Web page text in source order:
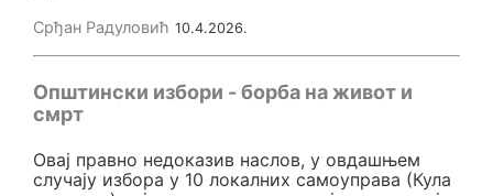
Срђан Радуловић 10.4.2026.
Општински избори - борба на живот и
смрт
Oвај правно недоказив наслов, у овдашњем
случају избора у 10 локалних самоуправа (Кула